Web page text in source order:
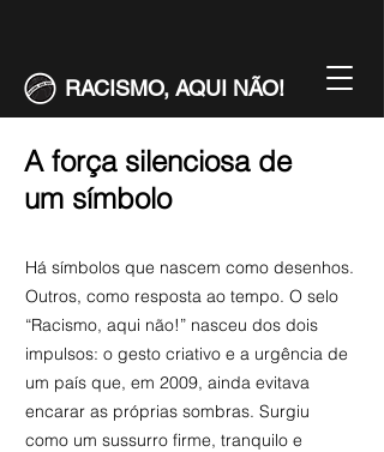
RACISMO, AQUI NÃO!
A força silenciosa de
um símbolo
Há símbolos que nascem como desenhos.
Outros, como resposta ao tempo. O selo
“Racismo, aqui não!” nasceu dos dois
impulsos: o gesto criativo e a urgência de
um país que, em 2009, ainda evitava
encarar as próprias sombras. Surgiu
como um sussurro firme, tranquilo e